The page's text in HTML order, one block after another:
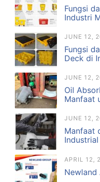
Fungsi
Industri
JUNE 12,
Fungsi
Deck di
JUNE 12,
Oil
Manfaat
JUNE 12,
Manfaat
APRIL 12,
Newland